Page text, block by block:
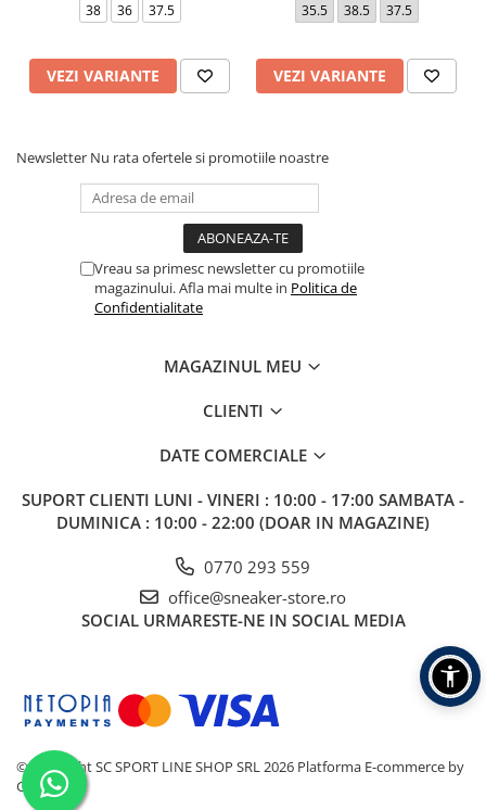
38
36 37.5
VEZI VARIANTE
35.5
38.5 37.5
VEZI VARIANTE
Newsletter Nu rata ofertele si promotiile noastre
Vreau sa primesc newsletter cu promotiile
magazinului. Afla mai multe in Politica de
Confidentialitate
MAGAZINUL MEU
CLIENTI
DATE COMERCIALE
SUPORT CLIENTI LUNI - VINERI : 10:00 - 17:00 SAMBATA -
DUMINICA : 10:00 - 22:00 (DOAR IN MAGAZINE)
0770 293 559
office@sneaker-store.ro
SOCIAL URMARESTE-NE IN SOCIAL MEDIA
©Copyright SC SPORT LINE SHOP SRL 2026 Platforma E-commerce by
Gomag